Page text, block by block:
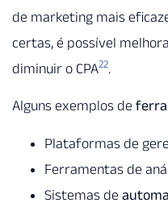
de marketing mais
certas, é possível
diminuir o CPA22.
Alguns exemplos de
Plataformas de
Ferramentas de
Sistemas de